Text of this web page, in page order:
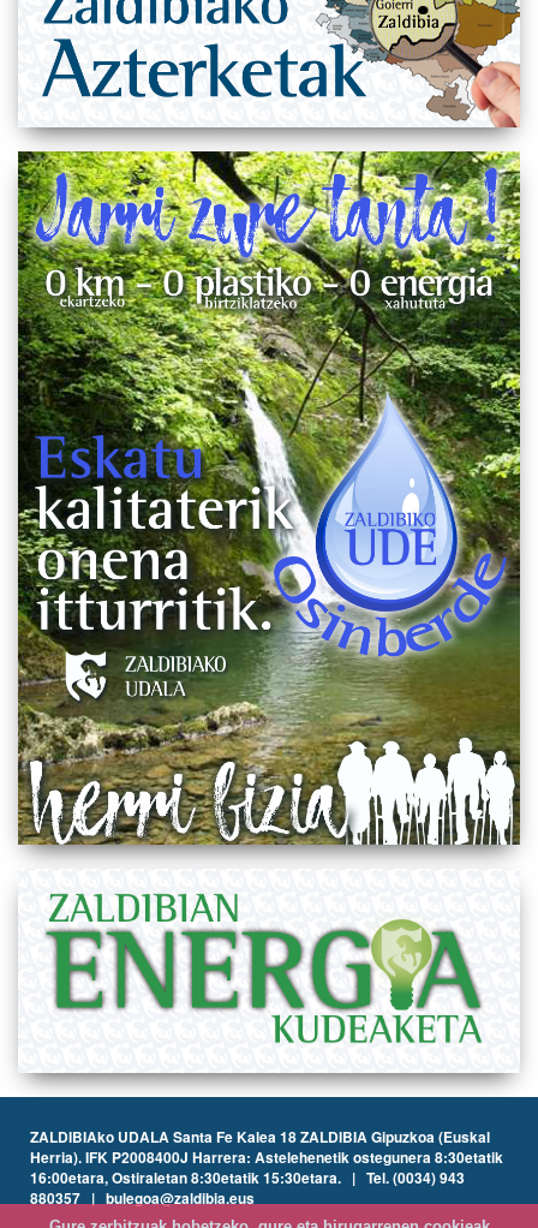
ZALDIBIAko UDALA Santa Fe Kalea 18 ZALDIBIA Gipuzkoa (Euskal
Herria). IFK P2008400J Harrera: Astelehenetik ostegunera 8:30etatik
16:00etara, Ostiraletan 8:30etatik 15:30etara. | Tel. (0034) 943
880357 | bulegoa@zaldibia.eus